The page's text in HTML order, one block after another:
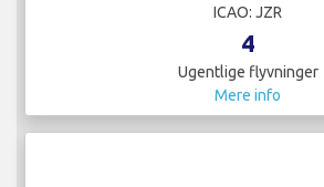
ICAO: JZR
4
Ugentlige flyvninger
Mere info